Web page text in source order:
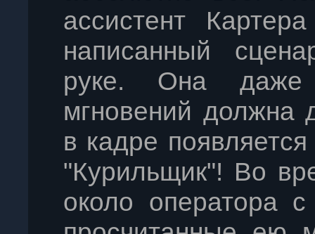
ассистент
написанный
руке. Она даже
мгновений должна
в кадре
"Курильщик"! Во
около оператора